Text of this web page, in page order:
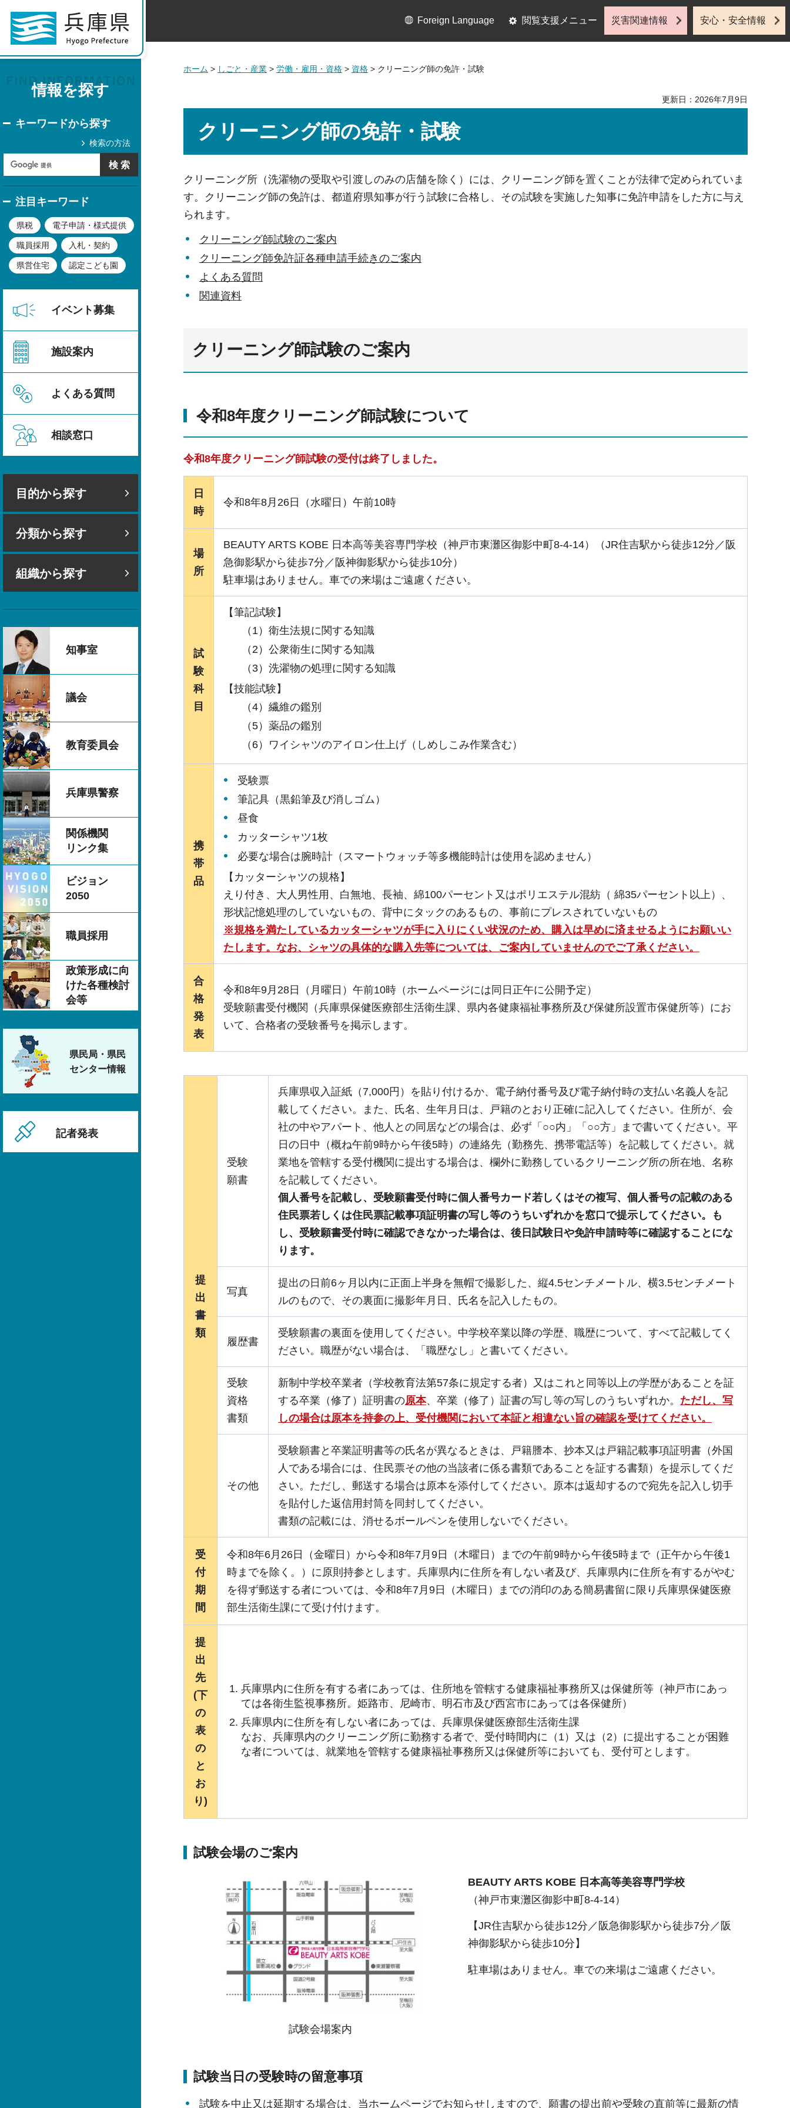
情報を探す
キーワードから探す
検索の方法
注目キーワード
県税 電子申請・様式提供
職員採用 入札・契約
県営住宅 認定こども園
イベント募集
施設案内
よくある質問
相談窓口
目的から探す
分類から探す
組織から探す
知事室
議会
教育委員会
兵庫県警察
関係機関
リンク集
ビジョン
2050
職員採用
政策形成に向
けた各種検討
会等
県民局・県民
センター情報
記者発表
Foreign Language 閲覧支援メニュー 災害関連情報 安心・安全情報
ホーム > しごと・産業 > 労働・雇用・資格 > 資格 > クリーニング師の免許・試験
更新日：2026年7月9日
クリーニング師の免許・試験
クリーニング所（洗濯物の受取や引渡しのみの店舗を除く）には、クリーニング師を置くことが法律で定められていま
す。クリーニング師の免許は、都道府県知事が行う試験に合格し、その試験を実施した知事に免許申請をした方に与え
られます。
クリーニング師試験のご案内
クリーニング師免許証各種申請手続きのご案内
よくある質問
関連資料
クリーニング師試験のご案内
令和8年度クリーニング師試験について
令和8年度クリーニング師試験の受付は終了しました。
日
時
令和8年8月26日（水曜日）午前10時
場
所
BEAUTY ARTS KOBE 日本高等美容専門学校（神戸市東灘区御影中町8-4-14）（JR住吉駅から徒歩12分／阪
急御影駅から徒歩7分／阪神御影駅から徒歩10分）
駐車場はありません。車での来場はご遠慮ください。
試
験
科
目
【筆記試験】
（1）衛生法規に関する知識
（2）公衆衛生に関する知識
（3）洗濯物の処理に関する知識
【技能試験】
（4）繊維の鑑別
（5）薬品の鑑別
（6）ワイシャツのアイロン仕上げ（しめしこみ作業含む）
携
帯
品
受験票
筆記具（黒鉛筆及び消しゴム）
昼食
カッターシャツ1枚
必要な場合は腕時計（スマートウォッチ等多機能時計は使用を認めません）
【カッターシャツの規格】
えり付き、大人男性用、白無地、長袖、綿100パーセント又はポリエステル混紡（ 綿35パーセント以上）、
形状記憶処理のしていないもの、背中にタックのあるもの、事前にプレスされていないもの
※規格を満たしているカッターシャツが手に入りにくい状況のため、購入は早めに済ませるようにお願いい
たします。なお、シャツの具体的な購入先等については、ご案内していませんのでご了承ください。
合
格
発
表
令和8年9月28日（月曜日）午前10時（ホームページには同日正午に公開予定）
受験願書受付機関（兵庫県保健医療部生活衛生課、県内各健康福祉事務所及び保健所設置市保健所等）にお
いて、合格者の受験番号を掲示します。
提
出
書
類
受験
願書
兵庫県収入証紙（7,000円）を貼り付けるか、電子納付番号及び電子納付時の支払い名義人を記
載してください。また、氏名、生年月日は、戸籍のとおり正確に記入してください。住所が、会
社の中やアパート、他人との同居などの場合は、必ず「○○内」「○○方」まで書いてください。平
日の日中（概ね午前9時から午後5時）の連絡先（勤務先、携帯電話等）を記載してください。就
業地を管轄する受付機関に提出する場合は、欄外に勤務しているクリーニング所の所在地、名称
を記載してください。
個人番号を記載し、受験願書受付時に個人番号カード若しくはその複写、個人番号の記載のある
住民票若しくは住民票記載事項証明書の写し等のうちいずれかを窓口で提示してください。も
し、受験願書受付時に確認できなかった場合は、後日試験日や免許申請時等に確認することにな
ります。
写真
提出の日前6ヶ月以内に正面上半身を無帽で撮影した、縦4.5センチメートル、横3.5センチメート
ルのもので、その裏面に撮影年月日、氏名を記入したもの。
履歴書
受験願書の裏面を使用してください。中学校卒業以降の学歴、職歴について、すべて記載してく
ださい。職歴がない場合は、「職歴なし」と書いてください。
受験
資格
書類
新制中学校卒業者（学校教育法第57条に規定する者）又はこれと同等以上の学歴があることを証
する卒業（修了）証明書の原本、卒業（修了）証書の写し等の写しのうちいずれか。 ただし、写
しの場合は原本を持参の上、受付機関において本証と相違ない旨の確認を受けてください。
その他
受験願書と卒業証明書等の氏名が異なるときは、戸籍謄本、抄本又は戸籍記載事項証明書（外国
人である場合には、住民票その他の当該者に係る書類であることを証する書類）を提示してくだ
さい。ただし、郵送する場合は原本を添付してください。原本は返却するので宛先を記入し切手
を貼付した返信用封筒を同封してください。
書類の記載には、消せるボールペンを使用しないでください。
受
付
期
間
令和8年6月26日（金曜日）から令和8年7月9日（木曜日）までの午前9時から午後5時まで（正午から午後1
時までを除く。）に原則持参とします。兵庫県内に住所を有しない者及び、兵庫県内に住所を有するがやむ
を得ず郵送する者については、令和8年7月9日（木曜日）までの消印のある簡易書留に限り兵庫県保健医療
部生活衛生課にて受け付けます。
提
出
先
(下
の
表
の
と
お
り)
兵庫県内に住所を有する者にあっては、住所地を管轄する健康福祉事務所又は保健所等（神戸市にあっ
ては各衛生監視事務所。姫路市、尼崎市、明石市及び西宮市にあっては各保健所）
兵庫県内に住所を有しない者にあっては、兵庫県保健医療部生活衛生課
なお、兵庫県内のクリーニング所に勤務する者で、受付時間内に（1）又は（2）に提出することが困難
な者については、就業地を管轄する健康福祉事務所又は保健所等においても、受付可とします。
試験会場のご案内
試験会場案内
BEAUTY ARTS KOBE 日本高等美容専門学校
（神戸市東灘区御影中町8-4-14）
【JR住吉駅から徒歩12分／阪急御影駅から徒歩7分／阪
神御影駅から徒歩10分】
駐車場はありません。車での来場はご遠慮ください。
試験当日の受験時の留意事項
試験を中止又は延期する場合は、当ホームページでお知らせしますので、願書の提出前や受験の直前等に最新の情